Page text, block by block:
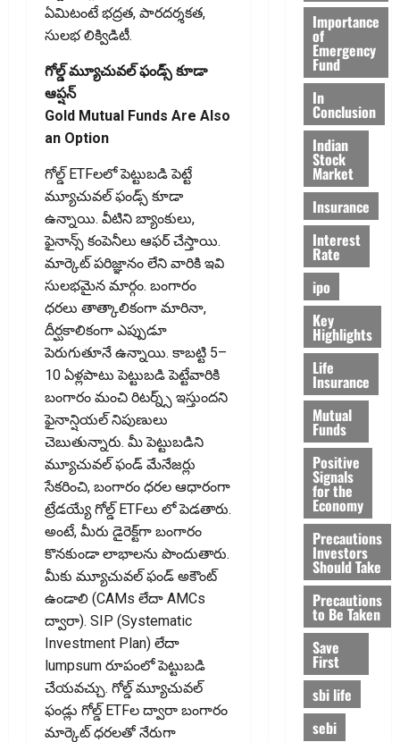
ఏమిటంటే భద్రత, పారదర్శకత,
సులభ లిక్విడిటీ.
గోల్డ్‌ మ్యూచువల్‌ ఫండ్స్‌ కూడా
ఆప్షన్‌
Gold Mutual Funds Are Also
an Option
గోల్డ్‌ ETFలలో పెట్టుబడి పెట్టే
మ్యూచువల్‌ ఫండ్స్‌ కూడా
ఉన్నాయి. వీటిని బ్యాంకులు,
ఫైనాన్స్‌ కంపెనీలు ఆఫర్‌ చేస్తాయి.
మార్కెట్‌ పరిజ్ఞానం లేని వారికి ఇవి
సులభమైన మార్గం. బంగారం
ధరలు తాత్కాలికంగా మారినా,
దీర్ఘకాలికంగా ఎప్పుడూ
పెరుగుతూనే ఉన్నాయి. కాబట్టి 5–
10 ఏళ్లపాటు పెట్టుబడి పెట్టేవారికి
బంగారం మంచి రిటర్న్స్‌ ఇస్తుందని
ఫైనాన్షియల్‌ నిపుణులు
చెబుతున్నారు. మీ పెట్టుబడిని
మ్యూచువల్‌ ఫండ్‌ మేనేజర్లు
సేకరించి, బంగారం ధరల ఆధారంగా
ట్రేడయ్యే గోల్డ్‌ ETFలు లో పెడ‌తారు.
అంటే, మీరు డైరెక్ట్‌గా బంగారం
కొన‌కుండా లాభాలను పొందుతారు.
మీకు మ్యూచువల్‌ ఫండ్‌ అకౌంట్‌
ఉండాలి (CAMs లేదా AMCs
ద్వారా). SIP (Systematic
Investment Plan) లేదా
lumpsum రూపంలో పెట్టుబడి
చేయవచ్చు. గోల్డ్‌ మ్యూచువల్‌
ఫండ్లు గోల్డ్‌ ETFల ద్వారా బంగారం
మార్కెట్‌ ధరలతో నేరుగా
Importance
of
Emergency
Fund
In
Conclusion
Indian
Stock
Market
Insurance
Interest
Rate
ipo
Key
Highlights
Life
Insurance
Mutual
Funds
Positive
Signals
for the
Economy
Precautions
Investors
Should Take
Precautions
to Be Taken
Save
First
sbi life
sebi